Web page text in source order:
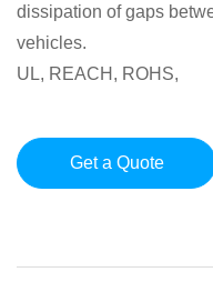
dissipation of gaps
vehicles.
UL, REACH, ROHS,
Get a Quote